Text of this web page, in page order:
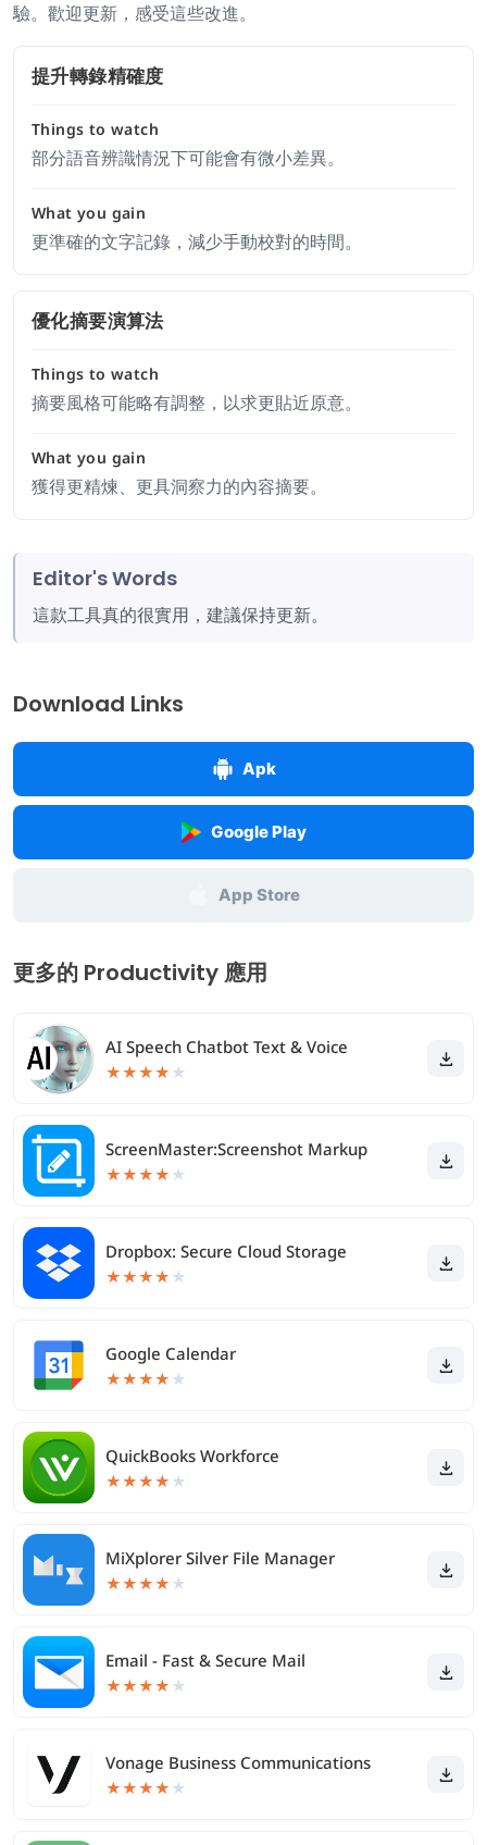
驗。歡迎更新，感受這些改進。
提升轉錄精確度
Things to watch
部分語音辨識情況下可能會有微小差異。
What you gain
更準確的文字記錄，減少手動校對的時間。
優化摘要演算法
Things to watch
摘要風格可能略有調整，以求更貼近原意。
What you gain
獲得更精煉、更具洞察力的內容摘要。
Editor's Words
這款工具真的很實用，建議保持更新。
Download Links
Apk
Google Play
App Store
更多的 Productivity 應用
AI Speech Chatbot Text & Voice
★★★★ ★
ScreenMaster:Screenshot Markup
★★★★ ★
Dropbox: Secure Cloud Storage
★★★★ ★
Google Calendar
★★★★ ★
QuickBooks Workforce
★★★★ ★
MiXplorer Silver File Manager
★★★★ ★
Email - Fast & Secure Mail
★★★★ ★
Vonage Business Communications
★★★★ ★